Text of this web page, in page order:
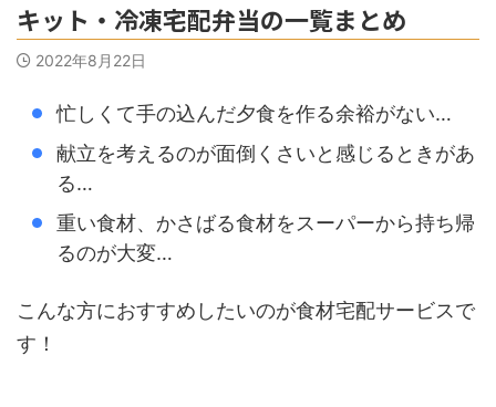
キット・冷凍宅配弁当の一覧まとめ
2022年8月22日
忙しくて手の込んだ夕食を作る余裕がない…
献立を考えるのが面倒くさいと感じるときがあ
る…
重い食材、かさばる食材をスーパーから持ち帰
るのが大変…
こんな方におすすめしたいのが食材宅配サービスで
す！